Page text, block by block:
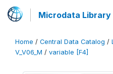
Microdata Library
Home / Central Data Catalog /
V_V06_M / variable [F4]